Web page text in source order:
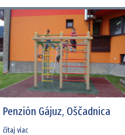
Penzión Gájuz, Oščadnica
čítaj viac